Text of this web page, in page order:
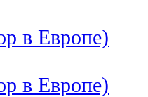
в Европе)
в Европе)